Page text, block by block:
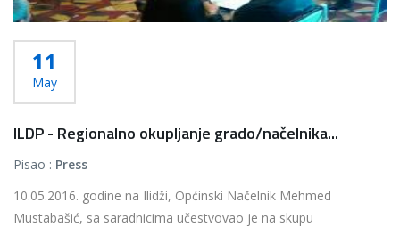
11
May
ILDP - Regionalno okupljanje grado/načelnika...
Pisao : Press
10.05.2016. godine na Ilidži, Općinski Načelnik Mehmed
Mustabašić, sa saradnicima učestvovao je na skupu